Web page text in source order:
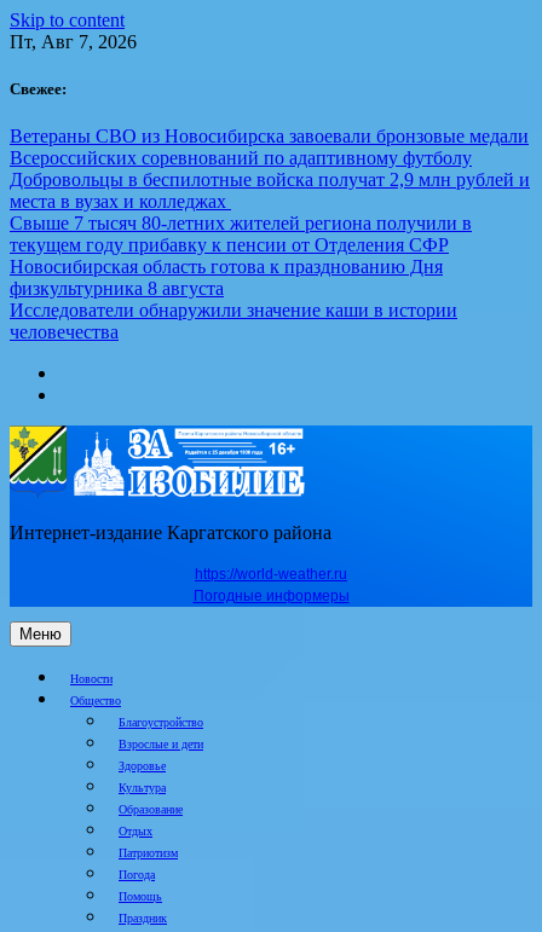
Skip to content
Пт, Авг 7, 2026
Свежее:
Ветераны СВО из Новосибирска завоевали бронзовые медали
Всероссийских соревнований по адаптивному футболу
Добровольцы в беспилотные войска получат 2,9 млн рублей и
места в вузах и колледжах
Свыше 7 тысяч 80-летних жителей региона получили в
текущем году прибавку к пенсии от Отделения СФР
Новосибирская область готова к празднованию Дня
физкультурника 8 августа
Исследователи обнаружили значение каши в истории
человечества
Интернет-издание Каргатского района
https://world-weather.ru
Погодные информеры
Меню
Новости
Общество
Благоустройство
Взрослые и дети
Здоровье
Культура
Образование
Отдых
Патриотизм
Погода
Помощь
Праздник